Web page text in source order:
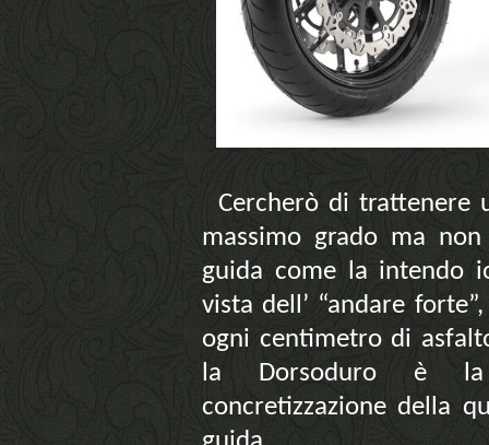
Cercherò di trattenere
massimo grado ma
guida come la intendo
vista dell’ “andare
ogni centimetro di
la Dorsoduro è la
concretizzazione della